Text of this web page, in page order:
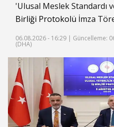
'Ulusal Meslek Standardı
Birliği Protokolü İmza
06.08.2026 - 16:29 | Güncelleme:
(DHA)